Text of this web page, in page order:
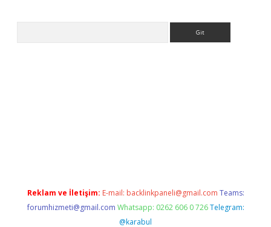
Reklam ve İletişim: E-mail: backlinkpaneli@gmail.com Teams:
forumhizmeti@gmail.com Whatsapp: 0262 606 0 726 Telegram:
@karabul